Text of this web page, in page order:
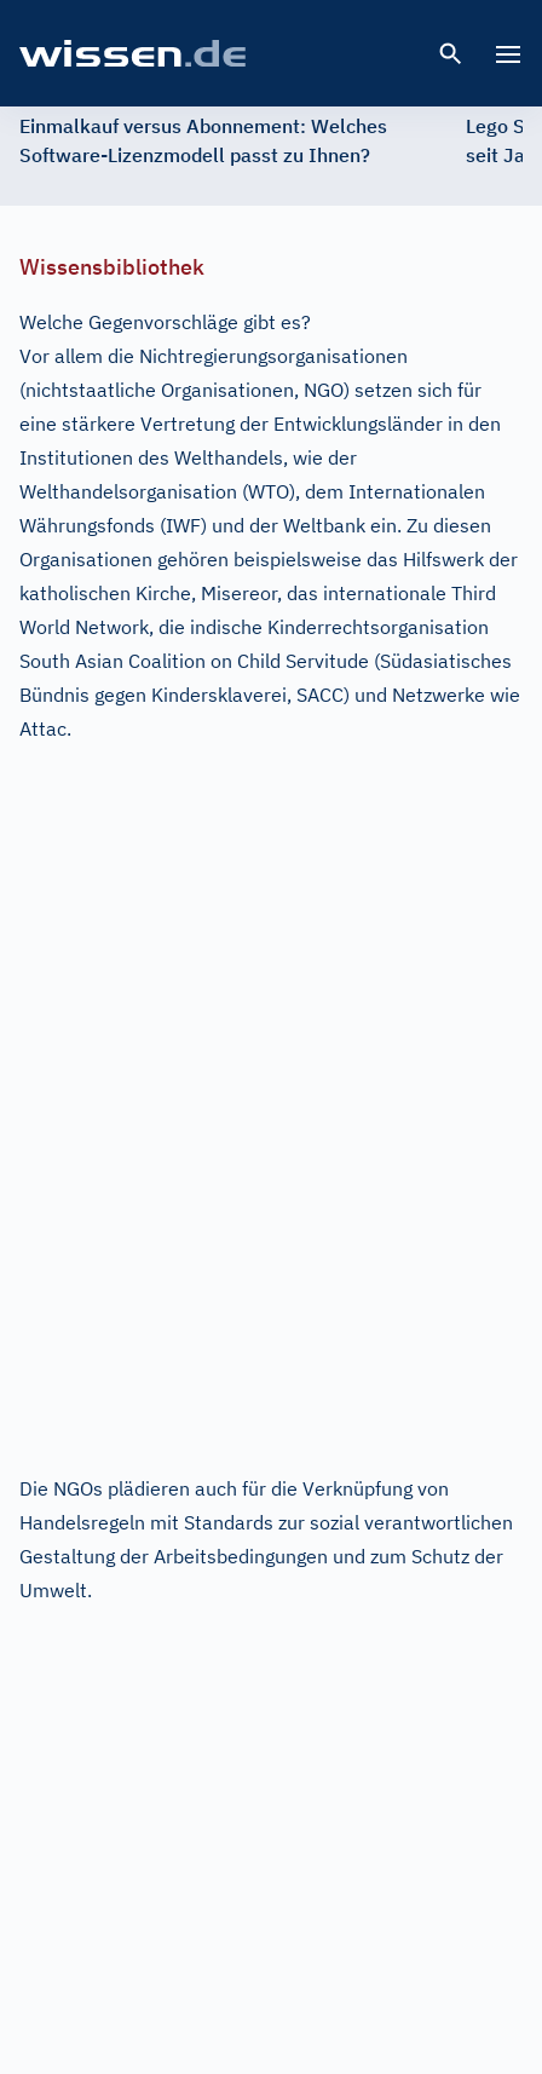
Einmalkauf versus Abonnement: Welches
Software-Lizenzmodell passt zu Ihnen?
Lego
seit
Wissensbibliothek
Welche Gegenvorschläge gibt es?
Vor allem die Nichtregierungsorganisationen
(nichtstaatliche Organisationen, NGO) setzen sich für
eine stärkere Vertretung der Entwicklungsländer in den
Institutionen des Welthandels, wie der
Welthandelsorganisation (WTO), dem Internationalen
Währungsfonds (IWF) und der Weltbank ein. Zu diesen
Organisationen gehören beispielsweise das Hilfswerk der
katholischen Kirche, Misereor, das internationale Third
World Network, die indische Kinderrechtsorganisation
South Asian Coalition on Child Servitude (Südasiatisches
Bündnis gegen Kindersklaverei, SACC) und Netzwerke wie
Attac.
Die NGOs plädieren auch für die Verknüpfung von
Handelsregeln mit Standards zur sozial verantwortlichen
Gestaltung der Arbeitsbedingungen und zum Schutz der
Umwelt.